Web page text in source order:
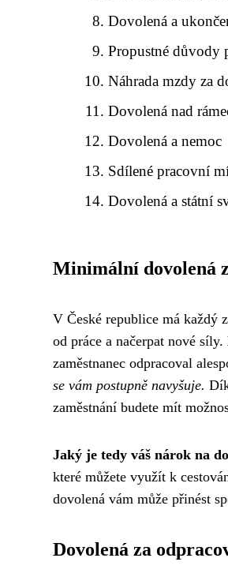
Dovolená a
Propustné důvody
Náhrada mzdy za
Dovolená nad
Dovolená a nemoc
Sdílené pracovní
Dovolená a státní
Minimální dovolená
V České republice má každý
od práce a načerpat nové síly.
zaměstnanec odpracoval
se vám postupně navyšuje.
zaměstnání budete mít
Jaký je tedy váš nárok na
které můžete využít k
dovolená vám může přinést
Dovolená za